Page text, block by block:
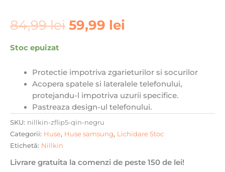
84,99lei Prețul
inițial
84,99 lei.
59,99 lei
Stoc epuizat
Protectie impotriva zgarieturilor si socurilor
Acopera spatele si lateralele telefonului,
protejandu-l impotriva uzurii specifice.
Pastreaza design-ul telefonului.
SKU: nillkin-zflip5-qin-negru
Categorii: Huse, Huse samsung, Lichidare Stoc
Etichetă: Nillkin
Livrare gratuita la comenzi de peste 150 de lei!